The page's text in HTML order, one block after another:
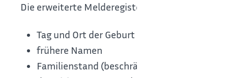
Die erweiterte Melderegisterauskunft gibt
Tag und Ort der Geburt (bei Geburt im
frühere Namen
Familienstand (beschränkt auf die Angabe,